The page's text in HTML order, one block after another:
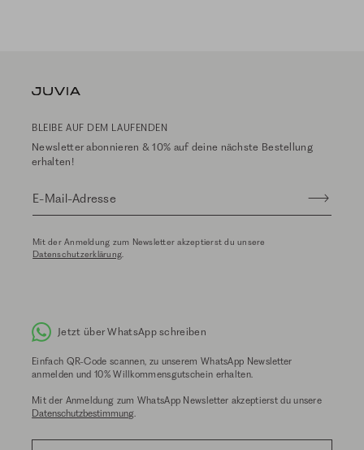
BLEIBE AUF DEM LAUFENDEN
Newsletter abonnieren & 10% auf deine nächste Bestellung
erhalten!
E-Mail-Adresse
Mit der Anmeldung zum Newsletter akzeptierst du unsere
Datenschutzerklärung.
Jetzt über WhatsApp schreiben
Einfach QR-Code scannen, zu unserem WhatsApp Newsletter
anmelden und 10% Willkommensgutschein erhalten.
Mit der Anmeldung zum WhatsApp Newsletter akzeptierst du unsere
Datenschutzbestimmung.